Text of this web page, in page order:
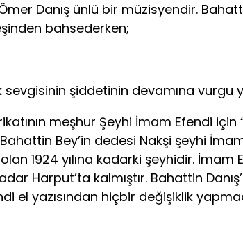
Danış ünlü bir müzisyendir.
bahsederken;
şiddetinin devamına vurgu
meşhur Şeyhi İmam Efendi için
Bey’in dedesi Nakşi şeyhi
1924 yılına kadarki şeyhidir. İmam
Harput’ta kalmıştır. Bahattin
el yazısından hiçbir değişiklik